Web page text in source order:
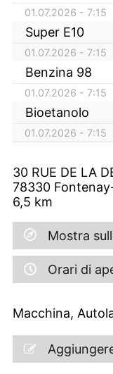
01.07.2026 - 7:15
Super E10
01.07.2026 - 7:15
Benzina 98
01.07.2026 - 7:15
Bioetanolo
01.07.2026 - 7:15
30 RUE DE LA
78330
6,5 km
Mostra
Orari di
Macchina,